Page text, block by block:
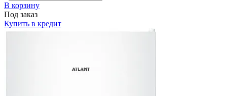
В корзину
Под заказ
Купить в кредит